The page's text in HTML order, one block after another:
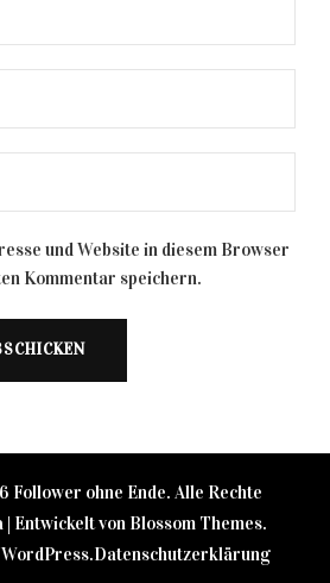
und Website in diesem Browser
Kommentar speichern.
Follower ohne Ende. Alle Rechte
Entwickelt von Blossom Themes.
WordPress.Datenschutzerklärung